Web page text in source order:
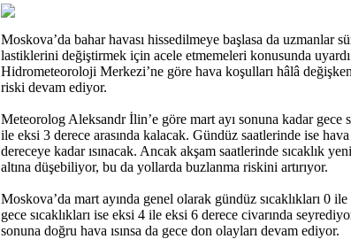
Moskova’da bahar havası hissedilmeye başlasa da uzmanlar
lastiklerini değiştirmek için acele etmemeleri konusunda
Hidrometeoroloji Merkezi’ne göre hava koşulları hâlâ
riski devam ediyor.
Meteorolog Aleksandr İlin’e göre mart ayı sonuna kadar gece
ile eksi 3 derece arasında kalacak. Gündüz saatlerinde ise
dereceye kadar ısınacak. Ancak akşam saatlerinde sıcaklık
altına düşebiliyor, bu da yollarda buzlanma riskini artırıyor.
Moskova’da mart ayında genel olarak gündüz sıcaklıkları 0 ile
gece sıcaklıkları ise eksi 4 ile eksi 6 derece civarında
sonuna doğru hava ısınsa da gece don olayları devam ediyor.